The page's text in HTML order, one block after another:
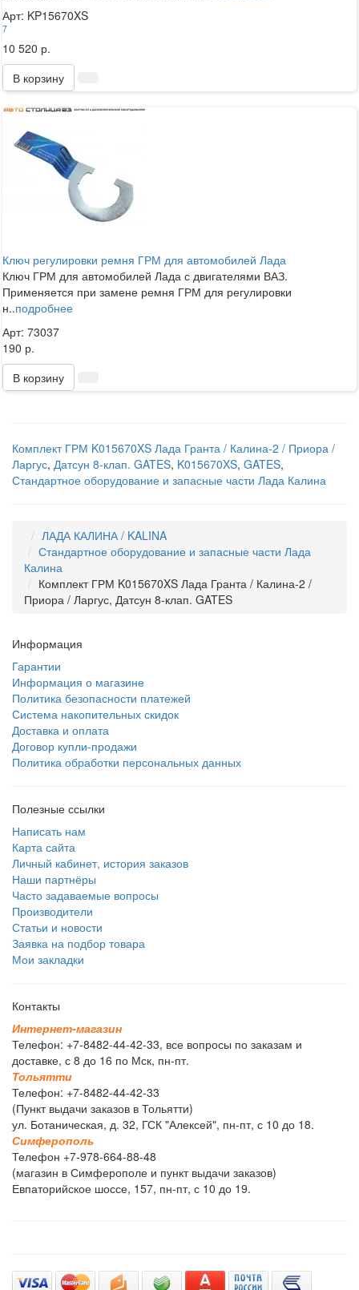
Арт: KP15670XS
7
10 520 р.
В корзину
Ключ регулировки ремня ГРМ для автомобилей Лада
Ключ ГРМ для автомобилей Лада с двигателями ВАЗ.
Применяется при замене ремня ГРМ для регулировки
н..подробнее
Арт: 73037
190 р.
В корзину
Комплект ГРМ K015670XS Лада Гранта / Калина-2 / Приора /
Ларгус, Датсун 8-клап. GATES, K015670XS, GATES,
Стандартное оборудование и запасные части Лада Калина
ЛАДА КАЛИНА / KALINA
Стандартное оборудование и запасные части Лада
Калина
Комплект ГРМ K015670XS Лада Гранта / Калина-2 /
Приора / Ларгус, Датсун 8-клап. GATES
Информация
Гарантии
Информация о магазине
Политика безопасности платежей
Система накопительных скидок
Доставка и оплата
Договор купли-продажи
Политика обработки персональных данных
Полезные ссылки
Написать нам
Карта сайта
Личный кабинет, история заказов
Наши партнёры
Часто задаваемые вопросы
Производители
Статьи и новости
Заявка на подбор товара
Мои закладки
Контакты
Интернет-магазин
Телефон: +7-8482-44-42-33, все вопросы по заказам и
доставке, с 8 до 16 по Мск, пн-пт.
Тольятти
Телефон: +7-8482-44-42-33
(Пункт выдачи заказов в Тольятти)
ул. Ботаническая, д. 32, ГСК "Алексей", пн-пт, с 10 до 18.
Симферополь
Телефон +7-978-664-88-48
(магазин в Симферополе и пункт выдачи заказов)
Евпаторийское шоссе, 157, пн-пт, с 10 до 19.